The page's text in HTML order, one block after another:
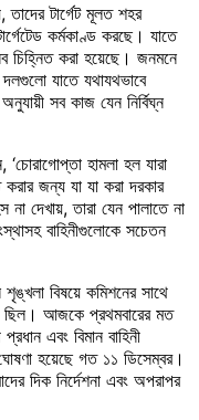
তাদের টার্গেট মূলত শহর
কর্মকাণ্ড করছে। যাতে
করা হয়েছে। জনমনে
যাতে যথাযথভাবে
সব কাজ যেন নির্বিঘ্ন
হামলা হল যারা
জন্য যা যা করা দরকার
দেখায়, তারা যেন পালাতে না
বাহিনীগুলোকে সচেতন
বিষয়ে কমিশনের সাথে
ছিল। আজকে প্রথমবারের মত
এবং বিমান বাহিনী
হয়েছে গত ১১ ডিসেম্বর।
দিক নির্দেশনা এবং অপরাপর